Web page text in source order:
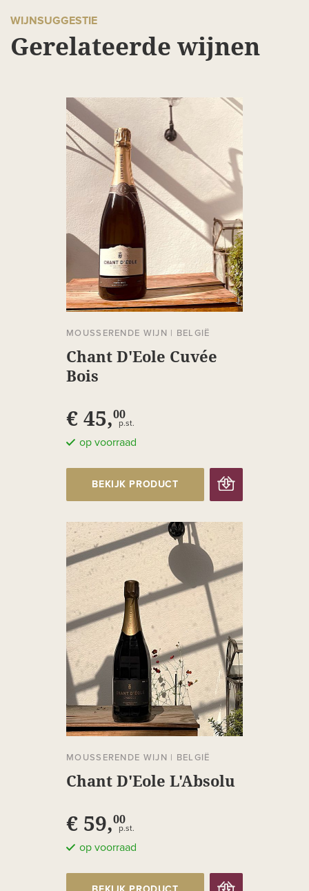
WIJNSUGGESTIE
Gerelateerde wijnen
MOUSSERENDE WIJN | BELGIË
Chant D'Eole Cuvée
Bois
€ 45,00
p.st.
op voorraad
BEKIJK PRODUCT
MOUSSERENDE WIJN | BELGIË
Chant D'Eole L'Absolu
€ 59,00
p.st.
op voorraad